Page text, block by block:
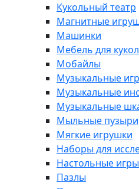
Кукольный театр
Магнитные
Машинки
Мебель для
Мобайлы
Музыкальные
Музыкальные
Музыкальные
Мыльные пузыри
Мягкие игрушки
Наборы для
Настольные игры
Пазлы